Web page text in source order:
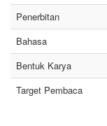
Penerbitan
Bahasa
Bentuk Karya
Target Pembaca